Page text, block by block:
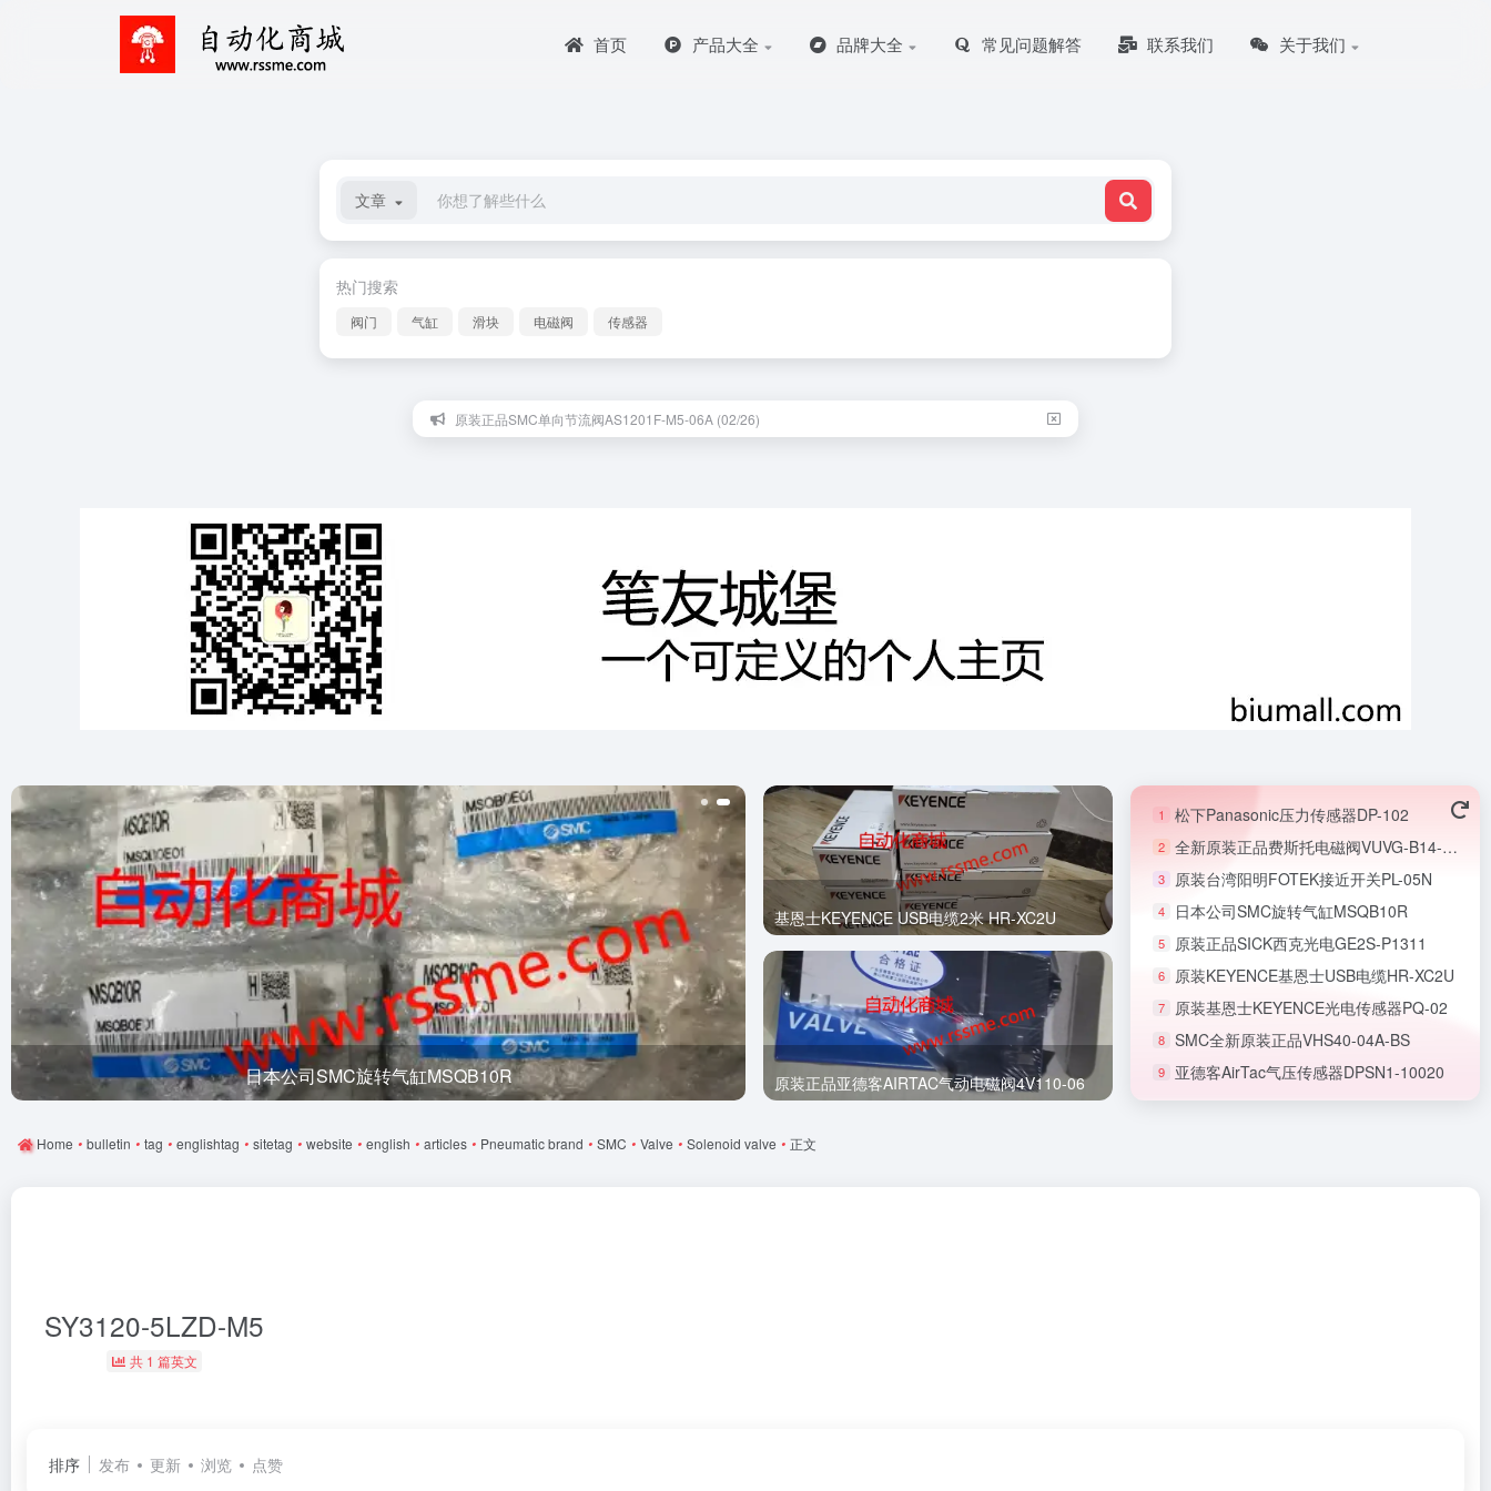
首页 产品大全 品牌大全 常见问题解答 联系我们 关于我们
文章
热门搜索
阀门 气缸 滑块 电磁阀 传感器
原装正品SMC单向节流阀AS1201F-M5-06A (02/26)
日本公司SMC旋转气缸MSQB10R 全新正品SMC节流阀AS1201F-M5-06A
基恩士KEYENCE USB电缆2米 HR-XC2U
原装正品亚德客AIRTAC气动电磁阀4V110-06
1 松下Panasonic压力传感器DP-102
2 全新原装正品费斯托电磁阀VUVG-B14-B52-ZT-F-1T1L
3 原装台湾阳明FOTEK接近开关PL-05N
4 日本公司SMC旋转气缸MSQB10R
5 原装正品SICK西克光电GE2S-P1311
6 原装KEYENCE基恩士USB电缆HR-XC2U
7 原装基恩士KEYENCE光电传感器PQ-02
8 SMC全新原装正品VHS40-04A-BS
9 亚德客AirTac气压传感器DPSN1-10020
Home • bulletin • tag • englishtag • sitetag • website • english • articles • Pneumatic brand • SMC • Valve • Solenoid valve • 正文
SY3120-5LZD-M5
共 1 篇英文
排序 发布 更新 浏览 点赞